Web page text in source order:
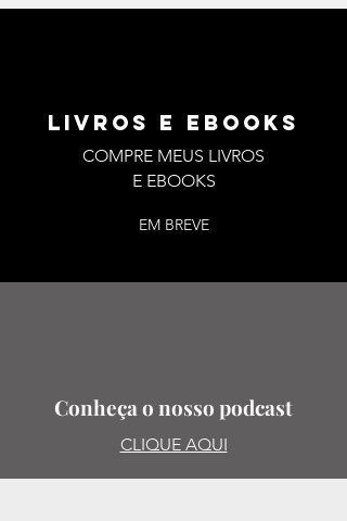
LIVROS E EBOOKS
COMPRE MEUS LIVROS
E EBOOKS
EM BREVE
Conheça o nosso podcast
CLIQUE AQUI